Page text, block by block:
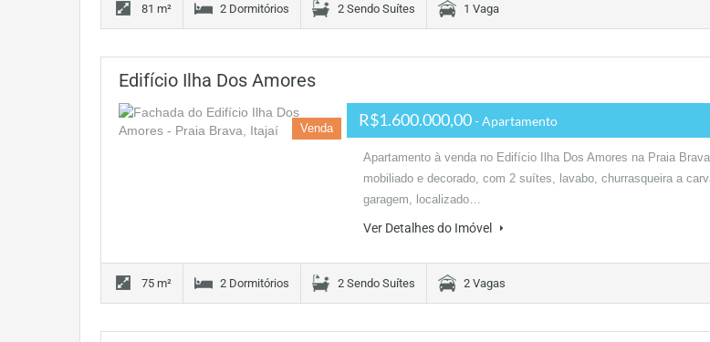
81 m² 2 Dormitórios 2 Sendo Suítes 1 Vaga
Edifício Ilha Dos Amores
Venda R$1.600.000,00- Apartamento
Apartamento à venda no Edifício Ilha Dos Amores na Praia
mobiliado e decorado, com 2 suítes, lavabo, churrasqueira a
garagem, localizado…
Ver Detalhes do Imóvel
75 m² 2 Dormitórios 2 Sendo Suítes 2 Vagas